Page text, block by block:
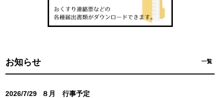
お知らせ 一覧
2026/7/29 ８月 行事予定